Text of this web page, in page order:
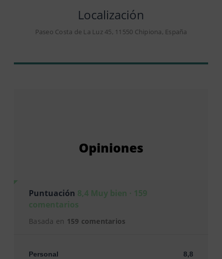
Localización
Paseo Costa de La Luz 45, 11550 Chipiona, España
Opiniones
Puntuación 8,4 Muy bien · 159
comentarios
Basada en 159 comentarios
Personal 8,8